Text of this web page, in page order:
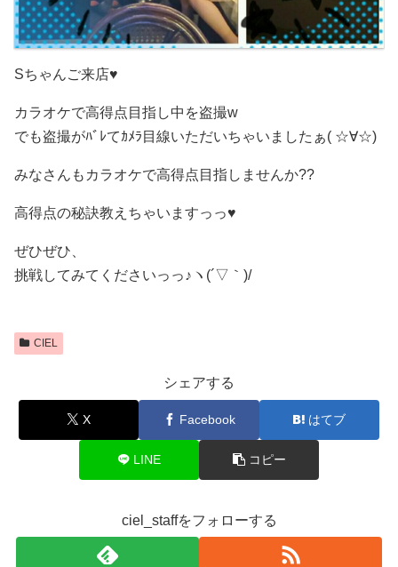
Sちゃんご来店♥
カラオケで高得点目指し中を盗撮w
でも盗撮がﾊﾞﾚてｶﾒﾗ目線いただいちゃいましたぁ( ☆∀☆)
みなさんもカラオケで高得点目指しませんか??
高得点の秘訣教えちゃいますっっ♥
ぜひぜひ、
挑戦してみてくださいっっ♪ヽ(´▽｀)/
CIEL
シェアする
X Facebook はてブ
LINE コピー
ciel_staffをフォローする